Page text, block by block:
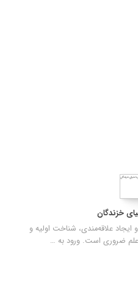
خزندگان
علاقه‌مندی، شناخت اولیه و
ضروری است. ورود به …